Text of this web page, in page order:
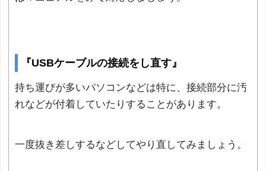
『USBケーブルの接続をし直す』
持ち運びが多いパソコンなどは特に、接続部分に汚
れなどが付着していたりすることがあります。
一度抜き差しするなどしてやり直してみましょう。